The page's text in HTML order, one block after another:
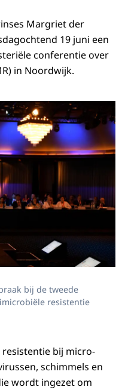
Margriet der
19 juni een
conferentie over
in Noordwijk.
bij de tweede
resistentie
bij micro-
schimmels en
wordt ingezet om